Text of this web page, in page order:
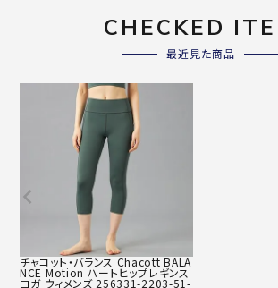
CHECKED
最近見た商品
チャコット・バランス Chacott BALA
NCE Motion ハートヒップレギンス
ヨガ ウィメンズ 256331-2203-51-